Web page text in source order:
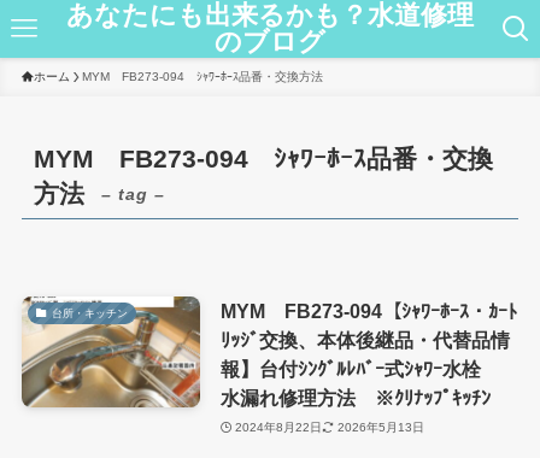
あなたにも出来るかも？水道修理
のブログ
ホーム MYM FB273-094 ｼｬﾜｰﾎｰｽ品番・交換方法
MYM FB273-094 ｼｬﾜｰﾎｰｽ品番・交換
方法
– tag –
台所・キッチン
MYM FB273-094【ｼｬﾜｰﾎｰｽ・ｶｰﾄ
ﾘｯｼﾞ交換、本体後継品・代替品情
報】台付ｼﾝｸﾞﾙﾚﾊﾞｰ式ｼｬﾜｰ水栓
水漏れ修理方法 ※ｸﾘﾅｯﾌﾟｷｯﾁﾝ
2024年8月22日 2026年5月13日